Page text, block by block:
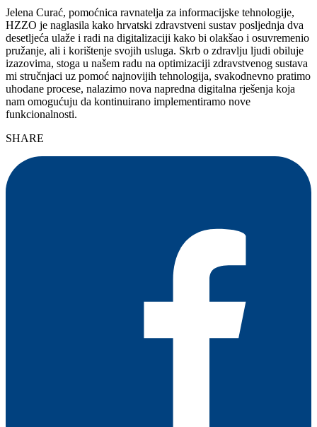
Jelena Curać, pomoćnica ravnatelja za informacijske tehnologije,
HZZO je naglasila kako hrvatski zdravstveni sustav posljednja dva
desetljeća ulaže i radi na digitalizaciji kako bi olakšao i osuvremenio
pružanje, ali i korištenje svojih usluga. Skrb o zdravlju ljudi obiluje
izazovima, stoga u našem radu na optimizaciji zdravstvenog sustava
mi stručnjaci uz pomoć najnovijih tehnologija, svakodnevno pratimo
uhodane procese, nalazimo nova napredna digitalna rješenja koja
nam omogućuju da kontinuirano implementiramo nove
funkcionalnosti.
SHARE